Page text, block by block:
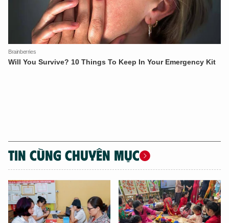
TIN CÙNG CHUYÊN MỤC